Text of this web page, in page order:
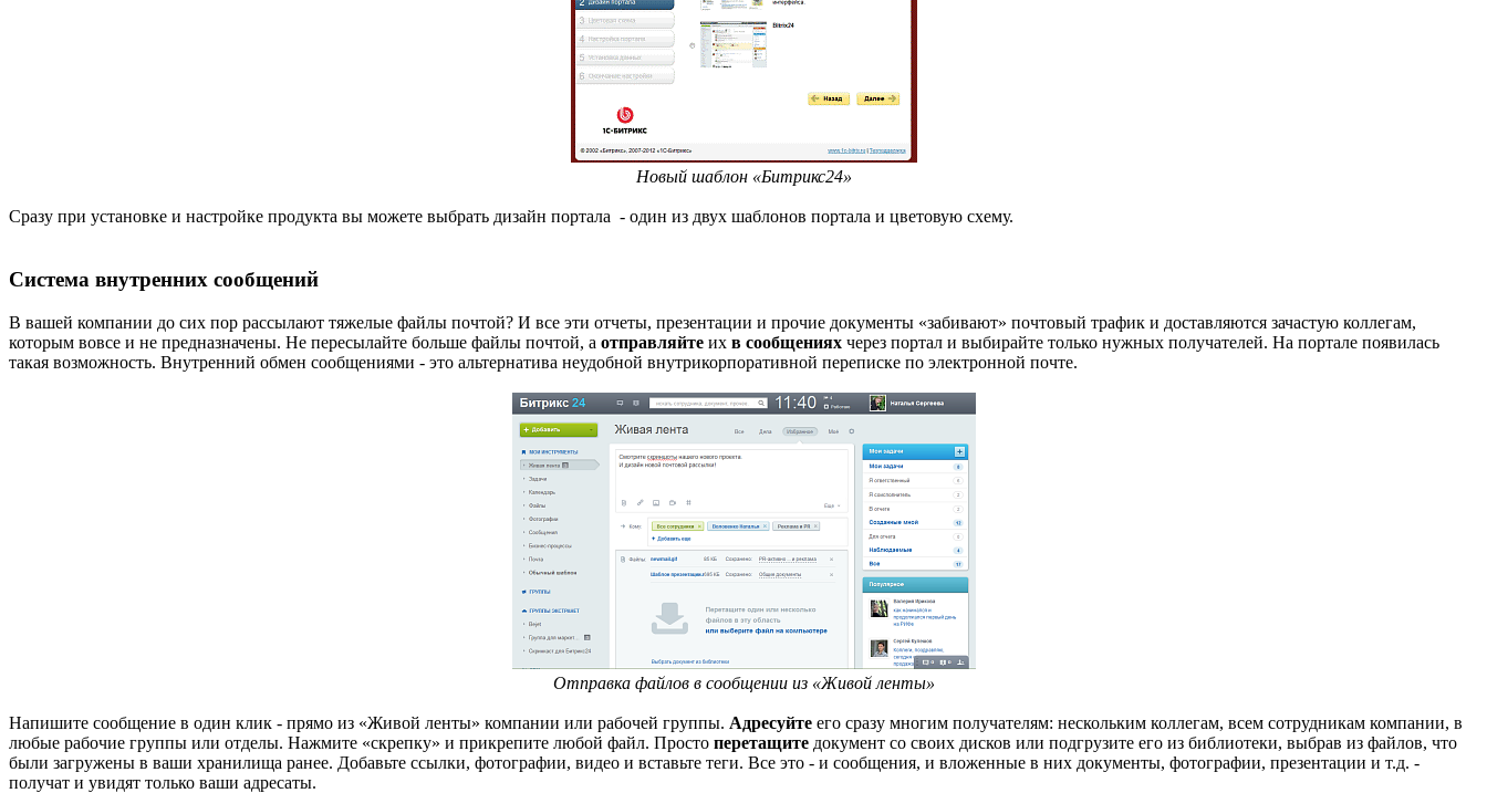
Новый шаблон «Битрикс24»
Сразу при установке и настройке продукта вы можете выбрать дизайн портала - один из двух шаблонов портала и цветовую схему.
Система внутренних сообщений
В вашей компании до сих пор рассылают тяжелые файлы почтой? И все эти отчеты, презентации и прочие документы «забивают» почтовый трафик и доставляются зачастую коллегам,
которым вовсе и не предназначены. Не пересылайте больше файлы почтой, а отправляйте их в сообщениях через портал и выбирайте только нужных получателей. На портале появилась
такая возможность. Внутренний обмен сообщениями - это альтернатива неудобной внутрикорпоративной переписке по электронной почте.
Отправка файлов в сообщении из «Живой ленты»
Напишите сообщение в один клик - прямо из «Живой ленты» компании или рабочей группы. Адресуйте его сразу многим получателям: нескольким коллегам, всем сотрудникам компании, в
любые рабочие группы или отделы. Нажмите «скрепку» и прикрепите любой файл. Просто перетащите документ со своих дисков или подгрузите его из библиотеки, выбрав из файлов, что
были загружены в ваши хранилища ранее. Добавьте ссылки, фотографии, видео и вставьте теги. Все это - и сообщения, и вложенные в них документы, фотографии, презентации и т.д. -
получат и увидят только ваши адресаты.